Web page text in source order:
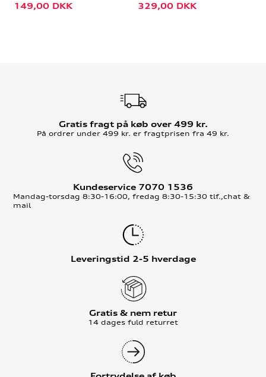
149,00 DKK 329,00 DKK
Gratis fragt på køb over 499 kr.
På ordrer under 499 kr. er fragtprisen fra 49 kr.
Kundeservice 7070 1536
Mandag-torsdag 8:30-16:00, fredag 8:30-15:30 tlf.,chat &
mail
Leveringstid 2-5 hverdage
Gratis & nem retur
14 dages fuld returret